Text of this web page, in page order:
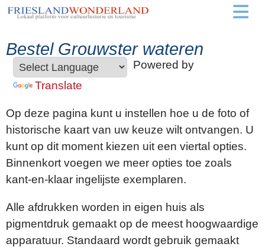
Bestel Grouwster wateren
Powered by
Translate
Op deze pagina kunt u instellen hoe u de foto of
historische kaart van uw keuze wilt ontvangen. U
kunt op dit moment kiezen uit een viertal opties.
Binnenkort voegen we meer opties toe zoals
kant-en-klaar ingelijste exemplaren.
Alle afdrukken worden in eigen huis als
pigmentdruk gemaakt op de meest hoogwaardige
apparatuur. Standaard wordt gebruik gemaakt